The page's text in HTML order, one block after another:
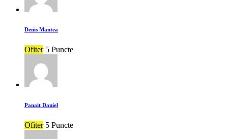
Denis Mantea
Ofiter 5 Puncte
Panait Daniel
Ofiter 5 Puncte